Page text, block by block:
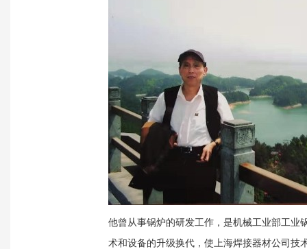
他曾从事锅炉的研发工作，是机械工业部工业
术和设备的升级换代，使上海焊接器材公司技